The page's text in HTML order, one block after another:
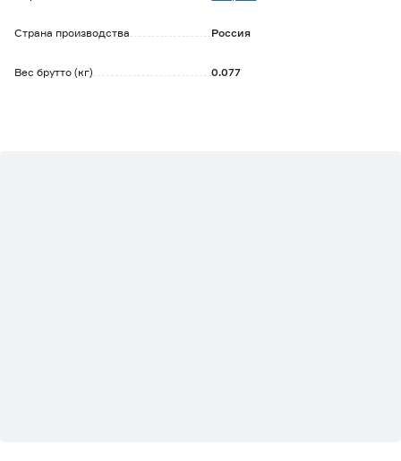
Страна производства Россия
Вес брутто (кг) 0.077